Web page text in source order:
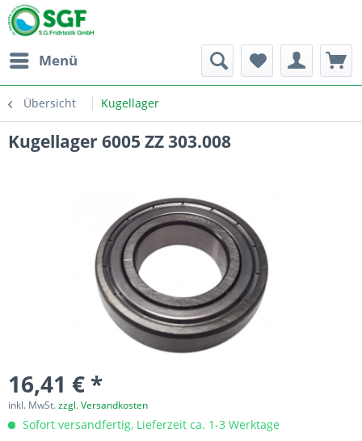
Menü
Übersicht Kugellager
Kugellager 6005 ZZ 303.008
16,41 € *
inkl. MwSt.zzgl. Versandkosten
Sofort versandfertig, Lieferzeit ca. 1-3 Werktage